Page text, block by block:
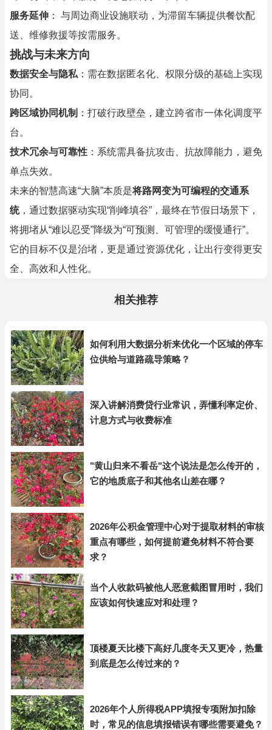
服务延伸 ： 与周边商业设施联动，为滞留车辆提供餐饮配
送、维修救援等按需服务。
挑战与未来方向
数据安全与隐私 ：需在数据匿名化、权限分级的基础上实现
协同。
跨区域协同机制 ：打破行政壁垒，建立跨省市一体化调度平
台。
技术冗余与可靠性 ：系统需具备抗攻击、抗故障能力，避免
单点失效。
未来的智慧高速“大脑”本质是将路网变为可编程的交通系
统，通过数据驱动实现“削峰填谷”，最终在节假日场景下，
将拥堵从“难以忍受”降级为“可预测、可管理的缓慢通行”。
它的目标不仅是治堵，更是通过资源优化，让出行变得更安
全、高效和人性化。
相关推荐
如何利用大数据分析来优化一个区域的停车
位供给与道路疏导策略？
深入讲解消费贷行业常识，弄懂利率定价、
计息方式与收费标准
"黄山归来不看岳"这个说法是怎么传开的，
它的地质底子和其他名山差在哪？
2026年公积金管理中心对于提取材料的审核
重点有哪些，如何提前避免材料不符合要
求？
当个人收款码被他人恶意截图冒用时，我们
应该如何快速应对和处理？
顶楼夏天比楼下高好几度冬天又更冷，热量
到底是怎么传过来的？
2026年个人所得税APP填报专项附加扣除
时，常见的信息填报错误有哪些需要避免？